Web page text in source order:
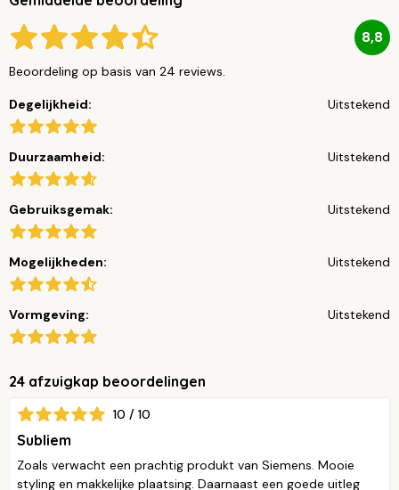
8,8
Beoordeling op basis van 24 reviews.
Degelijkheid: Uitstekend
Duurzaamheid: Uitstekend
Gebruiksgemak: Uitstekend
Mogelijkheden: Uitstekend
Vormgeving: Uitstekend
24 afzuigkap beoordelingen
10 / 10
Subliem
Zoals verwacht een prachtig produkt van Siemens. Mooie
styling en makkelijke plaatsing. Daarnaast een goede uitleg